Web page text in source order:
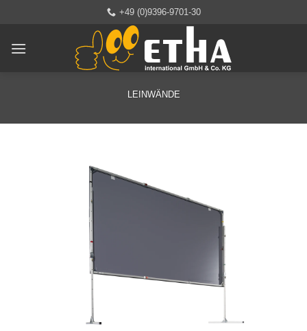
springen
+49 (0)9396-9701-30
LEINWÄNDE